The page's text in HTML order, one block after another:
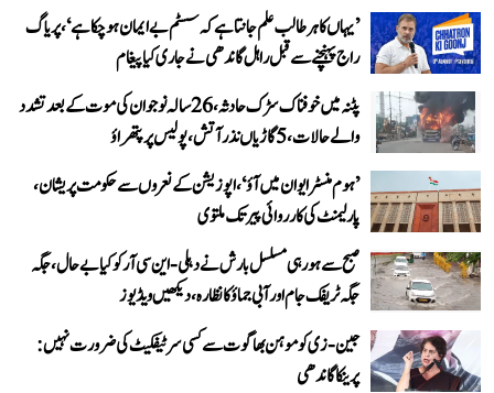
’یہاں کا ہر طالب علم جانتا ہے کہ سسٹم بے ایمان ہو چکا ہے‘، پریاگ
راج پہنچنے سے قبل راہل گاندھی نے جاری کیا پیغام
پٹنہ میں خوفناک سڑک حادثہ، 26 سالہ نوجوان کی موت کے بعد تشدد
والے حالات، 5 گاڑیاں نذر آتش، پولیس پر پتھراؤ
’ہوم منسٹر ایوان میں آؤ‘، اپوزیشن کے نعروں سے حکومت پریشان،
پارلیمنٹ کی کارروائی پیر تک ملتوی
صبح سے ہو رہی مسلسل بارش نے دہلی-این سی آر کو کیا بے حال، جگہ
جگہ ٹریفک جام اور آبی جماؤ کا نظارہ، دیکھیں ویڈیوز
جین-زی کو موہن بھاگوت سے کسی سرٹیفکیٹ کی ضرورت نہیں:
پرینکا گاندھی